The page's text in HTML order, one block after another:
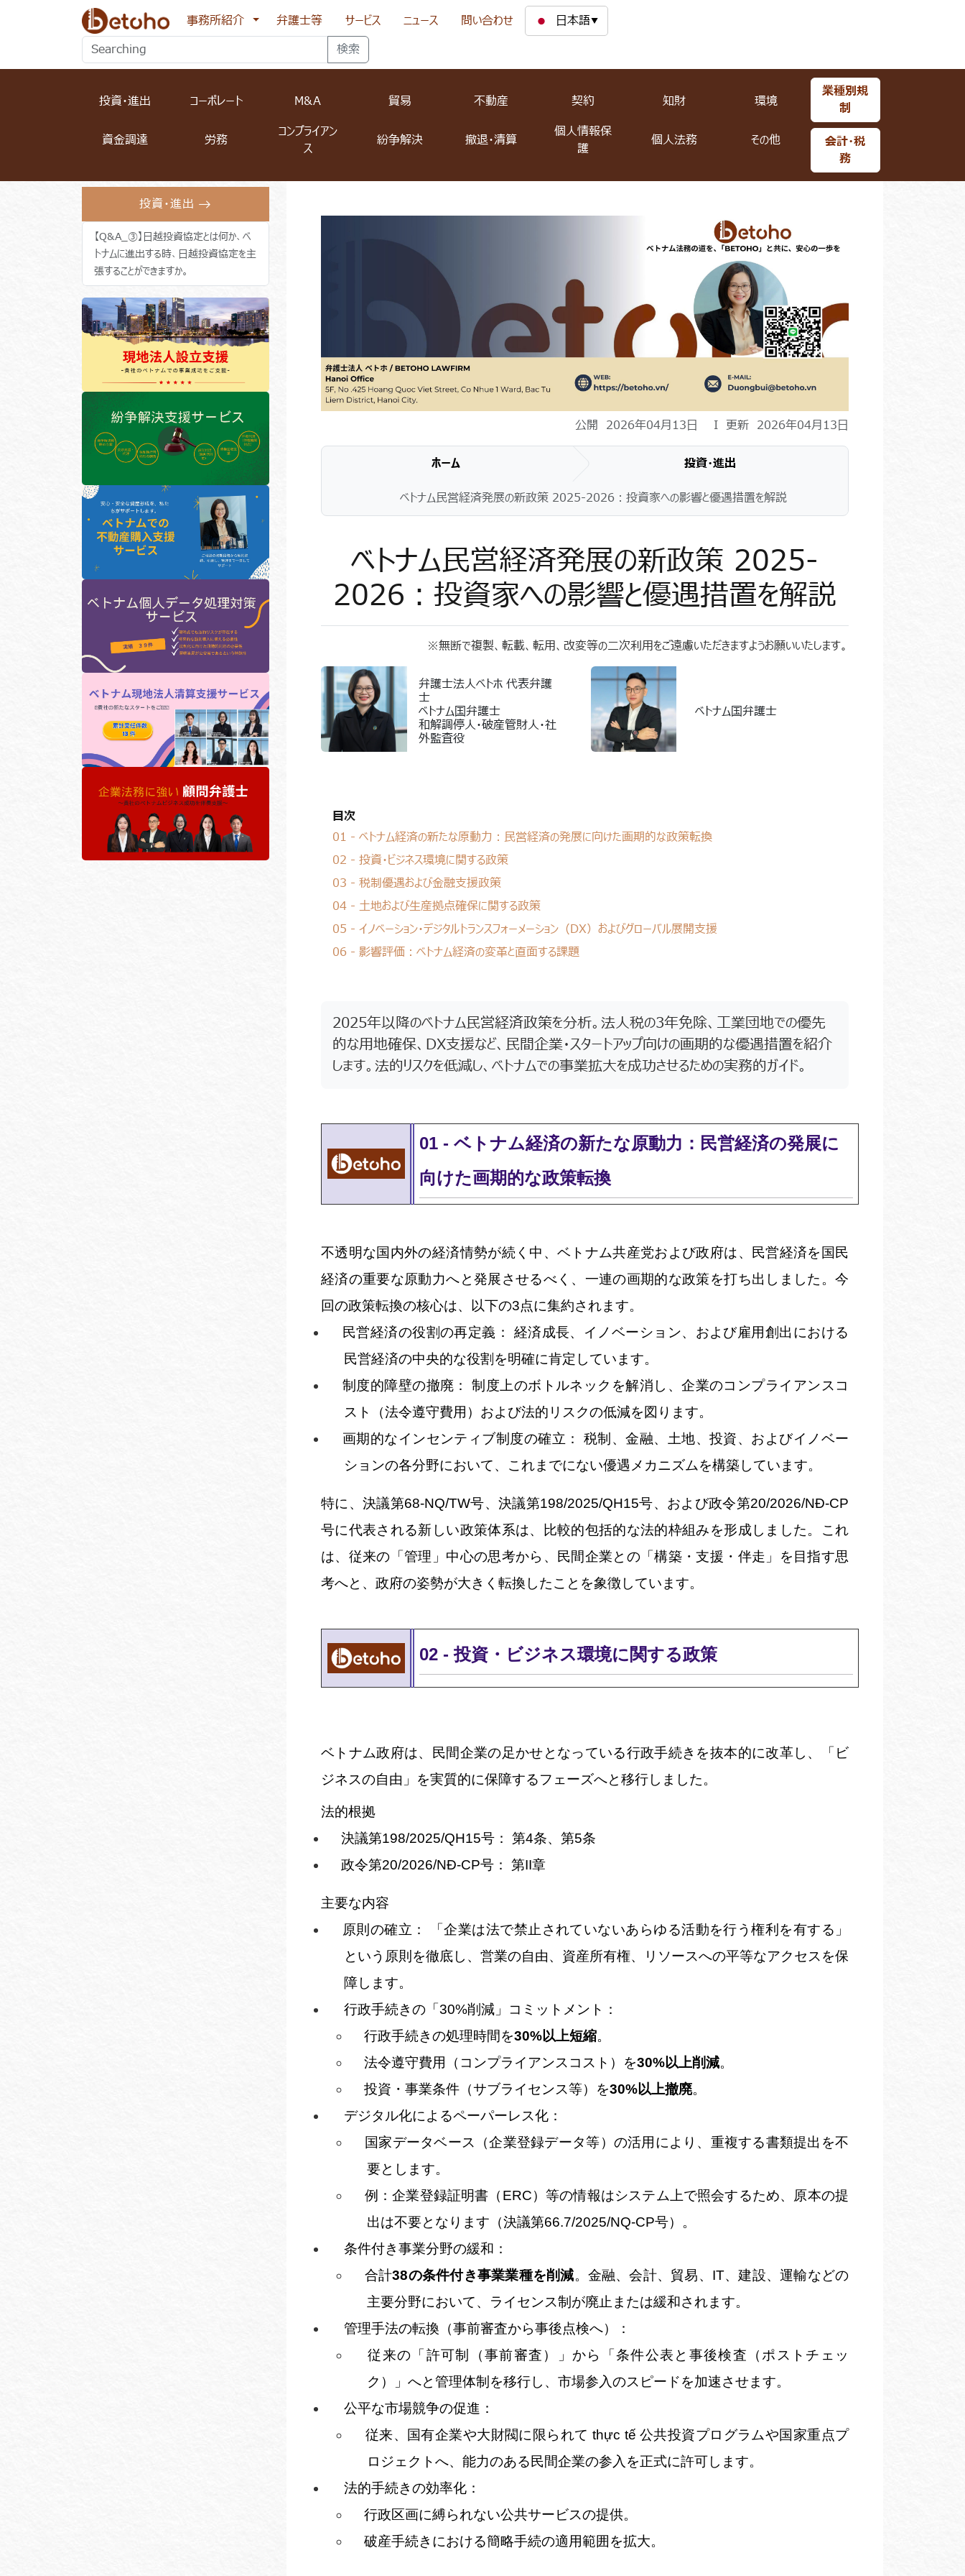
事務所紹介 Toggle Dropdown
弁護士等 サービス ニュース 問い合わせ 日本語▼
検索
投資・進出 コーポレート M&A 貿易 不動産 契約 知財 環境
資金調達 労務
コンプライアン
ス
紛争解決 撤退・清算
個人情報保
護
個人法務 その他
業種別規
制
会計・税
務
投資・進出
【Q&A_③】日越投資協定とは何か、ベ
トナムに進出する時、日越投資協定を主
張することができますか。
公開 2026年04月13日 I 更新 2026年04月13日
ホーム 投資・進出
ベトナム民営経済発展の新政策 2025-2026：投資家への影響と優遇措置を解説
ベトナム民営経済発展の新政策 2025-
2026：投資家への影響と優遇措置を解説
※無断で複製、転載、転用、改変等の二次利用をご遠慮いただきますようお願いいたします。
弁護士法人ベトホ 代表弁護
士
ベトナム国弁護士
和解調停人・破産管財人・社
外監査役
ベトナム国弁護士
目次
01 - ベトナム経済の新たな原動力：民営経済の発展に向けた画期的な政策転換
02 - 投資・ビジネス環境に関する政策
03 - 税制優遇および金融支援政策
04 - 土地および生産拠点確保に関する政策
05 - イノベーション・デジタルトランスフォーメーション（DX）およびグローバル展開支援
06 - 影響評価：ベトナム経済の変革と直面する課題
2025年以降のベトナム民営経済政策を分析。法人税の3年免除、工業団地での優先
的な用地確保、DX支援など、民間企業・スタートアップ向けの画期的な優遇措置を紹介
します。法的リスクを低減し、ベトナムでの事業拡大を成功させるための実務的ガイド。
01 -ベトナム経済の新たな原動力：民営経済の発展に
向けた画期的な政策転換
不透明な国内外の経済情勢が続く中、ベトナム共産党および政府は、民営経済を国民
経済の重要な原動力へと発展させるべく、一連の画期的な政策を打ち出しました。今
回の政策転換の核心は、以下の3点に集約されます。
民営経済の役割の再定義：
経済成長、イノベーション、および雇用創出における
民営経済の中央的な役割を明確に肯定しています。
制度的障壁の撤廃：
制度上のボトルネックを解消し、企業のコンプライアンスコ
スト（法令遵守費用）および法的リスクの低減を図ります。
画期的なインセンティブ制度の確立：
税制、金融、土地、投資、およびイノベー
ションの各分野において、これまでにない優遇メカニズムを構築しています。
特に、 決議第68-NQ/TW号、決議第198/2025/QH15号、および政令第20/2026/NĐ-CP
号に代表される新しい政策体系は、比較的包括的な法的枠組みを形成しました。これ
は、従来の「管理」中心の思考から、民間企業との「構築・支援・伴走」を目指す思
考へと、政府の姿勢が大きく転換したことを象徴しています。
02 -投資・ビジネス環境に関する政策
ベトナム政府は、民間企業の足かせとなっている行政手続きを抜本的に改革し、「ビ
ジネスの自由」を実質的に保障するフェーズへと移行しました。
法的根拠
決議第198/2025/QH15号： 第4条、第5条
政令第20/2026/NĐ-CP号： 第II章
主要な内容
原則の確立：
「企業は法で禁止されていないあらゆる活動を行う権利を有する」
という原則を徹底し、営業の自由、資産所有権、リソースへの平等なアクセスを保
障します。
行政手続きの「30%削減」コミットメント：
行政手続きの処理時間を30%以上短縮。
法令遵守費用（コンプライアンスコスト）を30%以上削減。
投資・事業条件（サブライセンス等）を30%以上撤廃。
デジタル化によるペーパーレス化：
国家データベース（企業登録データ等）の活用により、重複する書類提出を不
要とします。
例：企業登録証明書（ ERC）等の情報はシステム上で照会するため、原本の提
出は不要となります（決議第66.7/2025/NQ-CP号）。
条件付き事業分野の緩和：
合計38の条件付き事業業種を削減。金融、会計、貿易、 IT、建設、運輸などの
主要分野において、ライセンス制が廃止または緩和されます。
管理手法の転換（事前審査から事後点検へ）：
従来の「許可制（事前審査）」から「条件公表と事後検査（ポストチェッ
ク）」へと管理体制を移行し、市場参入のスピードを加速させます。
公平な市場競争の促進：
従来、国有企業や大財閥に限られて thực tế 公共投資プログラムや国家重点プ
ロジェクトへ、能力のある民間企業の参入を正式に許可します。
法的手続きの効率化：
行政区画に縛られない公共サービスの提供。
破産手続きにおける簡略手続の適用範囲を拡大。